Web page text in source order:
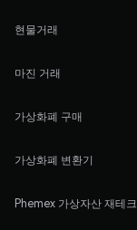
현물거래
마진 거래
가상화폐 구매
가상화폐 변환기
Phemex 가상자산 재테크